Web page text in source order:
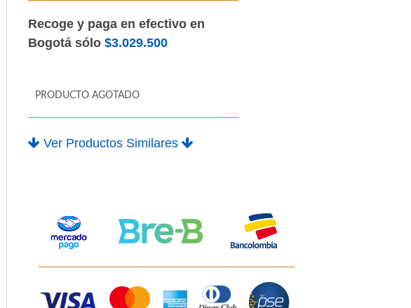
Recoge y paga en efectivo en
Bogotá sólo$3.029.500
PRODUCTO AGOTADO
Ver Productos Similares